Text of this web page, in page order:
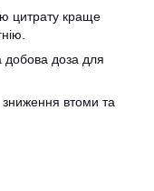
цитрату краще
добова доза для
зниження втоми та